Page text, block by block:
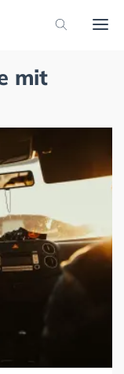
mit